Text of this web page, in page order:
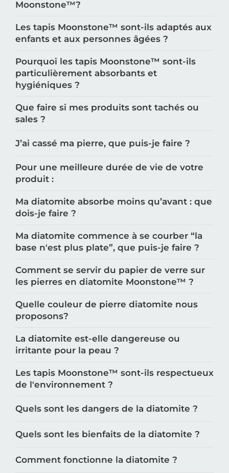
Moonstone™️?
Les tapis Moonstone™️ sont-ils adaptés aux
enfants et aux personnes âgées ?
Pourquoi les tapis Moonstone™️ sont-ils
particulièrement absorbants et
hygiéniques ?
Que faire si mes produits sont tachés ou
sales ?
J’ai cassé ma pierre, que puis-je faire ?
Pour une meilleure durée de vie de votre
produit :
Ma diatomite absorbe moins qu’avant : que
dois-je faire ?
Ma diatomite commence à se courber “la
base n'est plus plate”, que puis-je faire ?
Comment se servir du papier de verre sur
les pierres en diatomite Moonstone™️ ?
Quelle couleur de pierre diatomite nous
proposons?
La diatomite est-elle dangereuse ou
irritante pour la peau ?
Les tapis Moonstone™️ sont-ils respectueux
de l'environnement ?
Quels sont les dangers de la diatomite ?
Quels sont les bienfaits de la diatomite ?
Comment fonctionne la diatomite ?